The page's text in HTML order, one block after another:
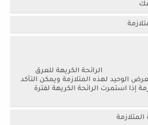
:
الكريهة للعرق
الوحيد لهذه المتلازمة ويمكن التأكد
إذا استمرت الرائحة الكريهة لفترة